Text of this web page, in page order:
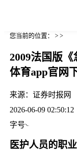
您当前的位置： > >
2009法国版
体育app官网
来源： 证券时报网
2026-06-09 02:50:12
字号
医护人员的职